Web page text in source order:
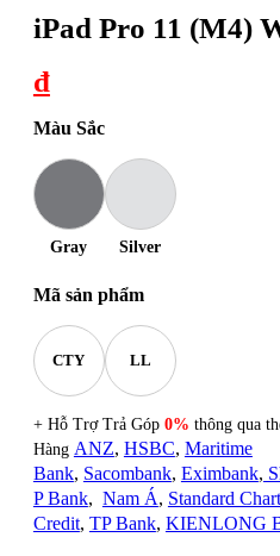
iPad Pro 11 (M4)
đ
Màu Sắc
Gray Silver
Mã sản phẩm
CTY LL
+ Hỗ Trợ Trả Góp 0% thông qua
Hàng ANZ, HSBC, Maritime
Bank, Sacombank, Eximbank,
P Bank, Nam Á, Standard
Credit, TP Bank, KIENLONG